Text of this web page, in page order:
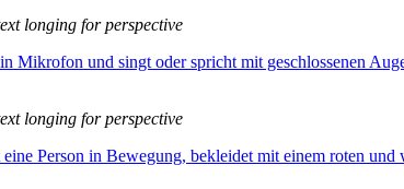
longing for perspective
longing for perspective